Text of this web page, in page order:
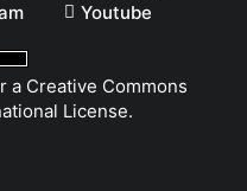
Youtube
a Creative Commons
License.